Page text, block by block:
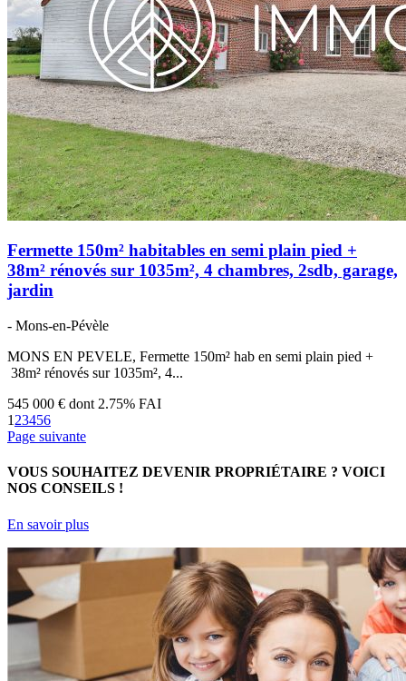
Fermette 150m² habitables en semi plain pied +
38m² rénovés sur 1035m², 4 chambres, 2sdb, garage,
jardin
- Mons-en-Pévèle
MONS EN PEVELE, Fermette 150m² hab en semi plain pied +
38m² rénovés sur 1035m², 4...
545 000 € dont 2.75% FAI
1 23456
Page suivante
VOUS SOUHAITEZ DEVENIR PROPRIÉTAIRE ? VOICI
NOS CONSEILS !
En savoir plus